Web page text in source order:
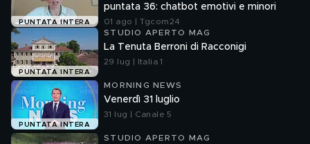
PUNTATA INTERA
puntata 36: chatbot emotivi e minori
01 ago | Tgcom24
PUNTATA INTERA
STUDIO APERTO MAG
La Tenuta Berroni di Racconigi
29 lug | Italia 1
PUNTATA INTERA
MORNING NEWS
Venerdì 31 luglio
31 lug | Canale 5
STUDIO APERTO MAG